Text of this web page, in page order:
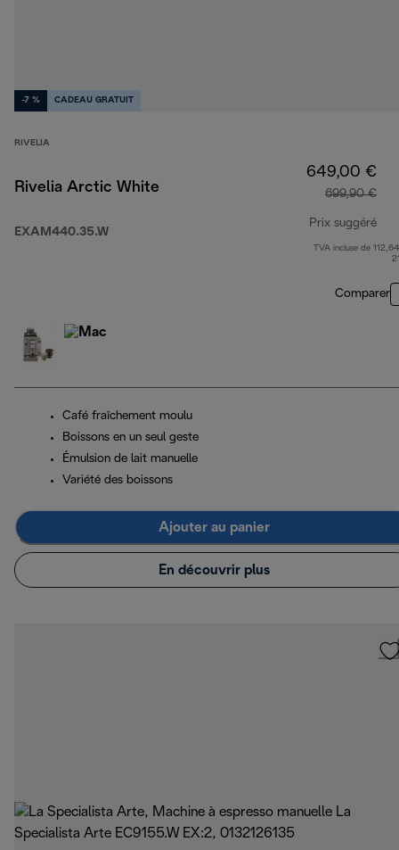
-7 % CADEAU GRATUIT
RIVELIA
Rivelia Arctic White
EXAM440.35.W
649,00 €
699,90 €
Prix suggéré
TVA incluse de
Comparer
Café fraîchement moulu
Boissons en un seul geste
Émulsion de lait manuelle
Variété des boissons
Ajouter au panier
En découvrir plus